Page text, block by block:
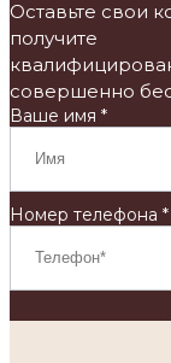
Оставьте свои
получите
совершенно
Ваше имя *
Номер телефона *